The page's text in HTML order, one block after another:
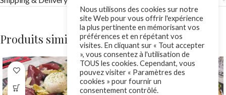
Produits similaires
Nous utilisons des cookies sur notre
site Web pour vous offrir l'expérience
la plus pertinente en mémorisant vos
préférences et en répétant vos
visites. En cliquant sur « Tout accepter
», vous consentez à l'utilisation de
TOUS les cookies. Cependant, vous
pouvez visiter « Paramètres des
cookies » pour fournir un
consentement contrôlé.